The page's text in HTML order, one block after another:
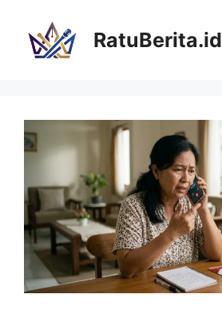
RatuBerita.id